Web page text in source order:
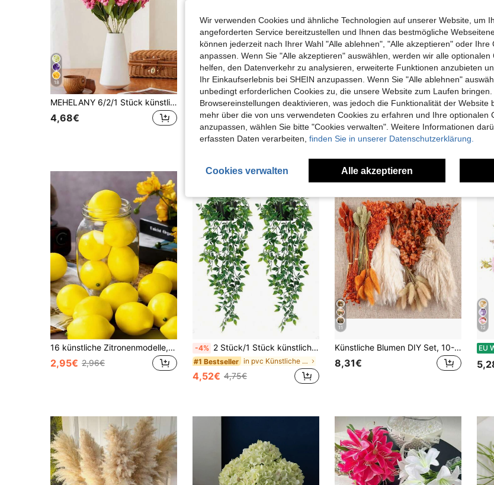
18
MEHELANY 6/2/1 Stück künstliche Rittersporn-Blume in Hot Pink, eleganter künstlicher Rittersporn-Stiel, Hochzeit, Party, Heimdekoration, DIY-Blumenzubehör, Hochzeitsstrauß, Braut-Hintergrund, Blumenarrangement, Heim-Vasen-Dekoration, Wohnzimmer, Landhaus-Tischdekoration, künstliche stachelige Blume
4,68€
29
25/50/100/150/300 Stück Mini Künstliche Schleierkraut & andere Blumen - Für Harzform Kunst & Handwerk, farbige & elfenbeinfarbene Sträuße für Haaraccessoires, Hochzeitskränze, Tischdekoration, Heimdekoration, ästhetisches Zuhause
3,98€
23
-1% 55-60 Stücke, 43 cm rotes Kunstfell Hasen-Schwanz Gras, Dekorative künstliche Hasen-Schwanz Gras Stiele für Zuhause, geeignet für Boho Blumenarrangements, DIY Basteleien, Heim-, Küchen- und Hochzeitsdekoration, Weihnachten, Erntedank, Kranz-Herstellung
4,53€ 4,58€
16 künstliche Zitronenmodelle, geeignet für Zuhause, Küche, Hochzeit, Party, Fotografie-Requisiten, Dekoration, Geschenke, Geburtstage, Abschlüsse - realistische Zitronendekoration, geeignet für Schalen, Tischplatten, Küchen-Sommerdekoration,
2,95€ 2,96€
-4% 2 Stück/1 Stück künstliche hängende Mandara-Pflanze für Heimdekoration, künstliches Grün für Innen- und Außenbereich, Badezimmer, Wohnzimmer, Terrasse, Bücherregal, ohne Topf
#1 Bestseller in pvc Künstliche Dekorationen&Künstliche Dekorati
4,52€ 4,75€
11
Künstliche Blumen DIY Set, 10-12 Zoll, ausgewählte Kunst-Lavendel/Eukalyptus/Weizen, geeignet für Heimdekoration, Büro, Hochzeitsdekoration, pflegeleichte böhmische Landhausstil Heimdekoration, Hochzeits-Tischschmuck Blumenarrangement
8,31€
12
Wir verwenden Cookies und ähnliche Technologien auf unserer Website, um
angeforderten Service bereitzustellen und Ihnen das bestmögliche
können jederzeit nach Ihrer Wahl "Alle ablehnen", "Alle akzeptieren" oder Ihre
anpassen. Wenn Sie "Alle akzeptieren" auswählen, werden wir alle
helfen, den Datenverkehr zu analysieren, erweiterte Funktionen anzubieten
Ihr Einkaufserlebnis bei SHEIN anzupassen. Wenn Sie "Alle ablehnen"
unbedingt erforderlichen Cookies zu, die unsere Website zum Laufen
Browsereinstellungen deaktivieren, was jedoch die Funktionalität der Website
mehr über die von uns verwendeten Cookies zu erfahren und Ihre optionalen
anzupassen, wählen Sie bitte "Cookies verwalten". Weitere Informationen
erfassten Daten verarbeiten, finden Sie in unserer Datenschutzerklärung.
Cookies verwalten Alle akzeptieren